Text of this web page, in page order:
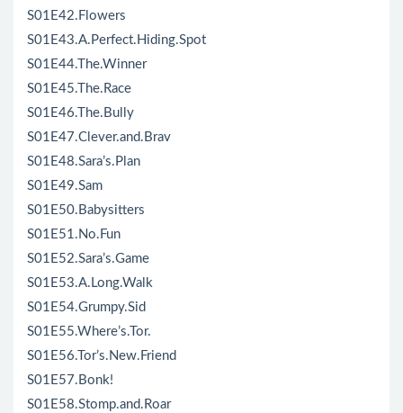
S01E42.Flowers
S01E43.A.Perfect.Hiding.Spot
S01E44.The.Winner
S01E45.The.Race
S01E46.The.Bully
S01E47.Clever.and.Brav
S01E48.Sara’s.Plan
S01E49.Sam
S01E50.Babysitters
S01E51.No.Fun
S01E52.Sara’s.Game
S01E53.A.Long.Walk
S01E54.Grumpy.Sid
S01E55.Where’s.Tor.
S01E56.Tor’s.New.Friend
S01E57.Bonk!
S01E58.Stomp.and.Roar